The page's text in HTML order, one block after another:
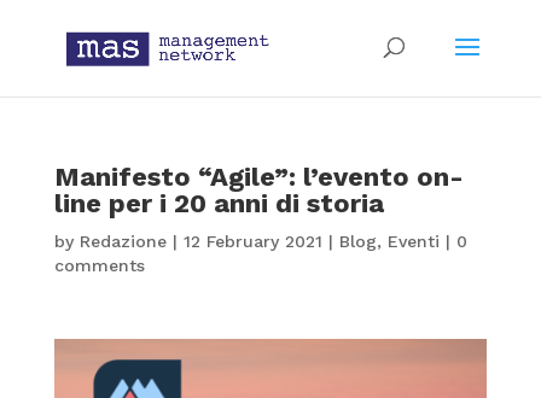
Manifesto “Agile”: l’evento on-
line per i 20 anni di storia
by Redazione| 12 February 2021 | Blog, Eventi | 0
comments